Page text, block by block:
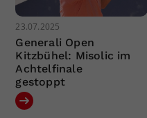
23.07.2025
Generali Open
Kitzbühel: Misolic im
Achtelfinale
gestoppt